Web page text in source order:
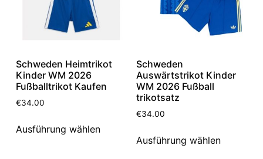
Schweden Heimtrikot
Kinder WM 2026
Fußballtrikot Kaufen
€34.00
Ausführung wählen
Schweden
Auswärtstrikot Kinder
WM 2026 Fußball
trikotsatz
€34.00
Ausführung wählen